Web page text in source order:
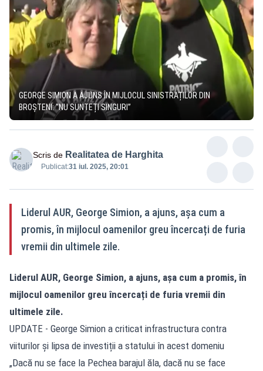
GEORGE SIMION A AJUNS ÎN MIJLOCUL SINISTRAȚILOR DIN
BROȘTENI: ”NU SUNTEȚI SINGURI”
Scris de Realitatea de Harghita
Publicat:31 iul. 2025, 20:01
Liderul AUR, George Simion, a ajuns, așa cum a
promis, în mijlocul oamenilor greu încercați de furia
vremii din ultimele zile.
Liderul AUR, George Simion, a ajuns, așa cum a promis, în
mijlocul oamenilor greu încercați de furia vremii din
ultimele zile.
UPDATE - George Simion a criticat infrastructura contra
viiturilor și lipsa de investiții a statului în acest domeniu
„Dacă nu se face la Pechea barajul ăla, dacă nu se face